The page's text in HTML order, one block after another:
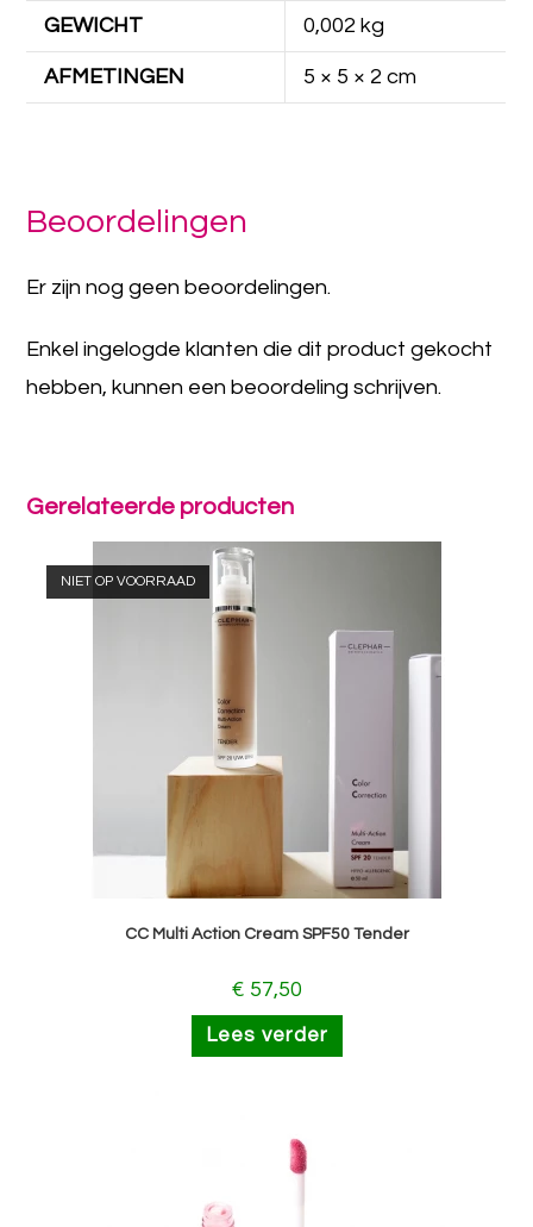
GEWICHT 0,002 kg
AFMETINGEN 5 × 5 × 2 cm
Beoordelingen
Er zijn nog geen beoordelingen.
Enkel ingelogde klanten die dit product gekocht
hebben, kunnen een beoordeling schrijven.
Gerelateerde producten
NIET OP VOORRAAD
CC Multi Action Cream SPF50 Tender
€ 57,50
Lees verder